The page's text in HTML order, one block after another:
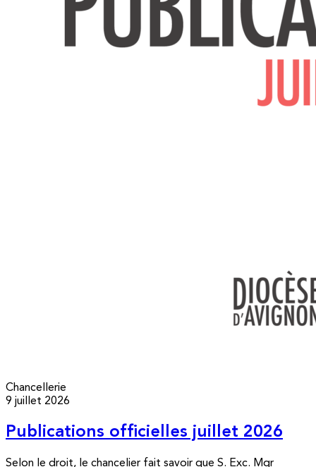
Chancellerie
9 juillet 2026
Publications officielles juillet 2026
Selon le droit, le chancelier fait savoir que S. Exc. Mgr